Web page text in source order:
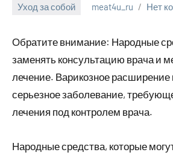
Уход за собой
2024
meat4u_ru Нет
Обратите внимание: Народные
заменять консультацию врача и
лечение. Варикозное
серьезное заболевание,
лечения под контролем врача.
Народные средства, которые